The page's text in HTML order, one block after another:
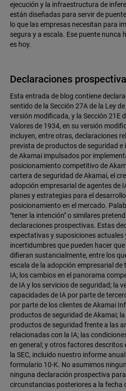
ejecución y la infraestructura de
están diseñadas para servir de
lo que las empresas necesitan para
segura y a escala. Ese puente nunca
es hoy.
Declaraciones
Esta entrada de blog contiene
sentido de la Sección 27A de la Ley
versión modificada, y la Sección 21E
Valores de 1934, en su versión
incluyen, entre otras, declaraciones
prevista de productos de seguridad
de Akamai impulsados por
posicionamiento competitivo de
cartera de seguridad de Akamai, el
adopción empresarial de agentes de
planes y estrategias para el
posicionamiento en el mercado.
"tener la intención" o similares
declaraciones prospectivas. Estas
expectativas y suposiciones actuales
incertidumbres que pueden hacer
difieran sustancialmente, entre los
escala de la adopción empresarial de
IA; los cambios en el panorama
de IA y los servicios de seguridad; la
capacidades de IA por parte de
por parte de los clientes de Akamai
productos de seguridad de Akamai;
productos de seguridad frente a las
relacionadas con la IA; las
en general; y otros factores
la SEC, incluido nuestro informe
formulario 10-K. No asumimos
ninguna declaración prospectiva
circunstancias posteriores a la fecha